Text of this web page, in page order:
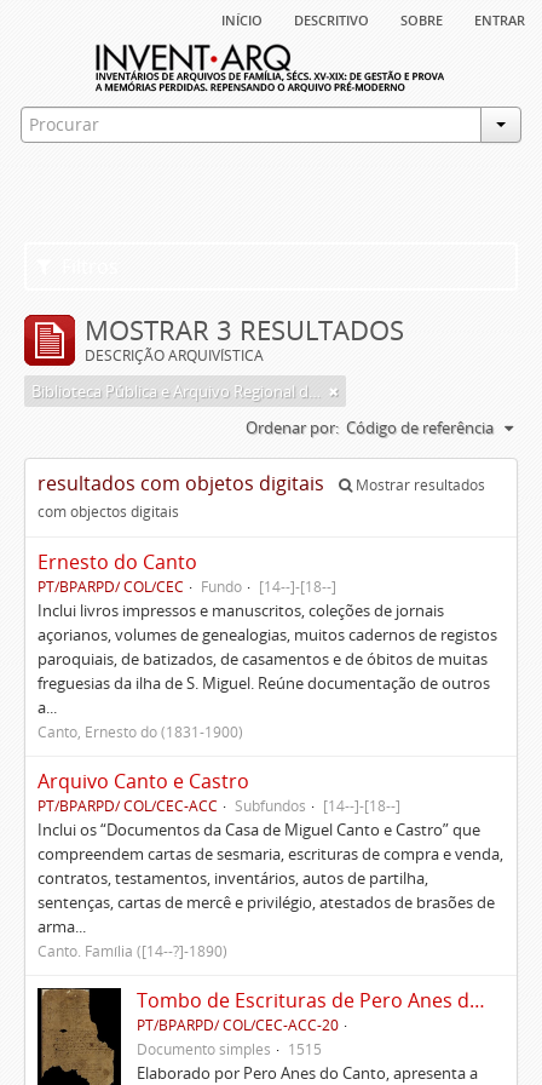
início descritivo sobre entrar
MOSTRAR 3 RESULTADOS
DESCRIÇÃO ARQUIVÍSTICA
Biblioteca Pública e Arquivo Regional de Ponta Delgada
Ordenar por: Código de referência
resultados com objetos digitais
Mostrar resultados
com objectos digitais
Ernesto do Canto
PT/BPARPD/ COL/CEC Fundo [14--]-[18--]
Inclui livros impressos e manuscritos, coleções de jornais
açorianos, volumes de genealogias, muitos cadernos de registos
paroquiais, de batizados, de casamentos e de óbitos de muitas
freguesias da ilha de S. Miguel. Reúne documentação de outros
a...
Canto, Ernesto do (1831-1900)
Arquivo Canto e Castro
PT/BPARPD/ COL/CEC-ACC Subfundos [14--]-[18--]
Inclui os “Documentos da Casa de Miguel Canto e Castro” que
compreendem cartas de sesmaria, escrituras de compra e venda,
contratos, testamentos, inventários, autos de partilha,
sentenças, cartas de mercê e privilégio, atestados de brasões de
arma...
Canto. Família ([14--?]-1890)
Tombo de Escrituras de Pero Anes do Canto
PT/BPARPD/ COL/CEC-ACC-20
Documento simples
1515
Elaborado por Pero Anes do Canto, apresenta a